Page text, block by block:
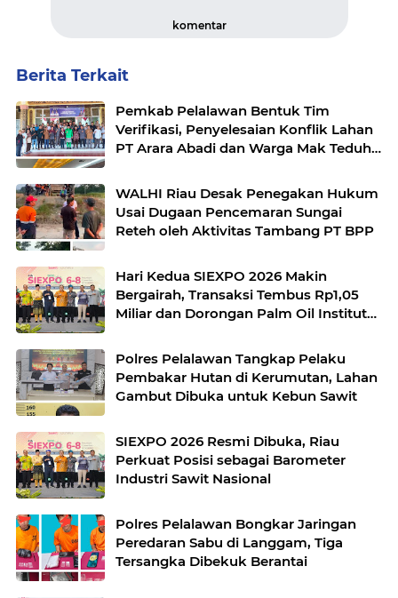
komentar
Berita Terkait
Pemkab Pelalawan Bentuk Tim
Verifikasi, Penyelesaian Konflik Lahan
PT Arara Abadi dan Warga Mak Teduh
WALHI Riau Desak Penegakan Hukum
Usai Dugaan Pencemaran Sungai
Reteh oleh Aktivitas Tambang PT BPP
Hari Kedua SIEXPO 2026 Makin
Bergairah, Transaksi Tembus Rp1,05
Miliar dan Dorongan Palm Oil Institute
Polres Pelalawan Tangkap Pelaku
Pembakar Hutan di Kerumutan, Lahan
Gambut Dibuka untuk Kebun Sawit
SIEXPO 2026 Resmi Dibuka, Riau
Perkuat Posisi sebagai Barometer
Industri Sawit Nasional
Polres Pelalawan Bongkar Jaringan
Peredaran Sabu di Langgam, Tiga
Tersangka Dibekuk Berantai